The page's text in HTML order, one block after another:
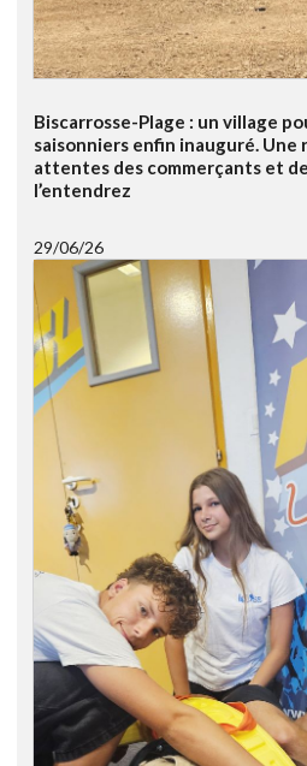
Biscarrosse-Plage : un village
saisonniers enfin inauguré.
attentes des commerçants et
l’entendrez
29/06/26